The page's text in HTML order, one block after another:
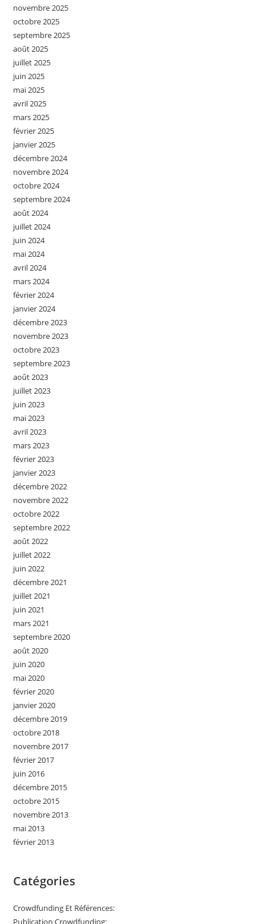
novembre 2025
octobre 2025
septembre 2025
août 2025
juillet 2025
juin 2025
mai 2025
avril 2025
mars 2025
février 2025
janvier 2025
décembre 2024
novembre 2024
octobre 2024
septembre 2024
août 2024
juillet 2024
juin 2024
mai 2024
avril 2024
mars 2024
février 2024
janvier 2024
décembre 2023
novembre 2023
octobre 2023
septembre 2023
août 2023
juillet 2023
juin 2023
mai 2023
avril 2023
mars 2023
février 2023
janvier 2023
décembre 2022
novembre 2022
octobre 2022
septembre 2022
août 2022
juillet 2022
juin 2022
décembre 2021
juillet 2021
juin 2021
mars 2021
septembre 2020
août 2020
juin 2020
mai 2020
février 2020
janvier 2020
décembre 2019
octobre 2018
novembre 2017
février 2017
juin 2016
décembre 2015
octobre 2015
novembre 2013
mai 2013
février 2013
Catégories
Crowdfunding Et Références:
Publication Crowdfunding: